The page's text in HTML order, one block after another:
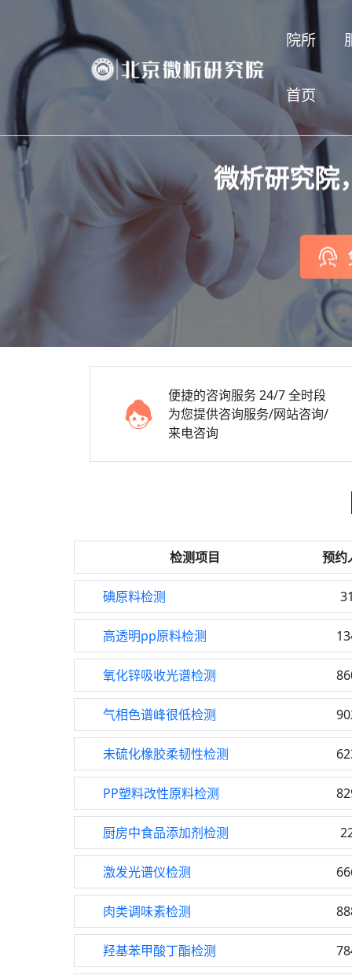
院所
首页
微析研究院
便捷的咨询服务24/7 全时段
为您提供咨询服务/网站咨询/
来电咨询
检测项目 预约
碘原料检测
高透明pp原料检测
氧化锌吸收光谱检测
气相色谱峰很低检测
未硫化橡胶柔韧性检测
PP塑料改性原料检测
厨房中食品添加剂检测
激发光谱仪检测
肉类调味素检测
羟基苯甲酸丁酯检测